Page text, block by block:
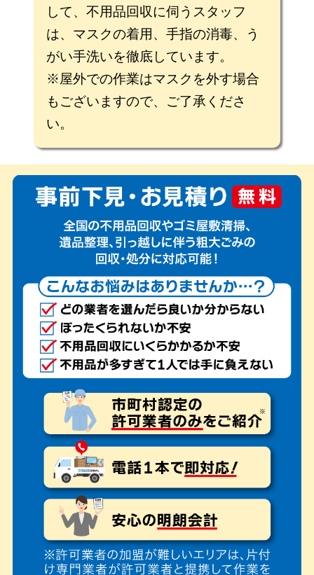
して、不用品回収に伺うスタッフ
は、マスクの着用、手指の消毒、う
がい手洗いを徹底しています。
※屋外での作業はマスクを外す場合
もございますので、ご了承くださ
い。